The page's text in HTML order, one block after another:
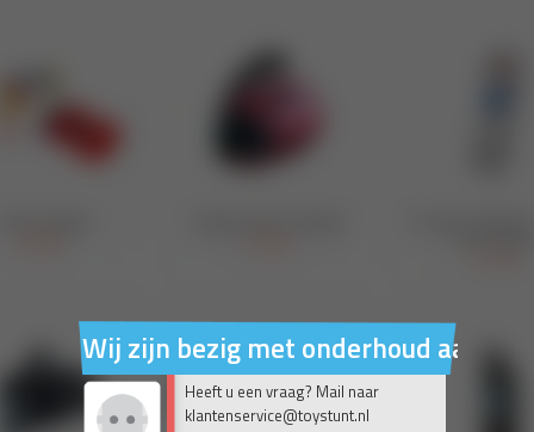
Wij zijn bezig met onderhoud aan
Heeft u een vraag? Mail naar
klantenservice@toystunt.nl